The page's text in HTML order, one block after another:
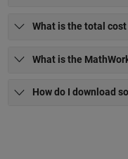
What is the total
What is the
How do I download